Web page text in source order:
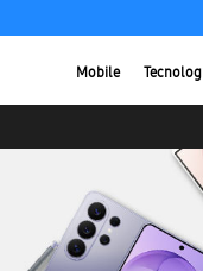
Mobile